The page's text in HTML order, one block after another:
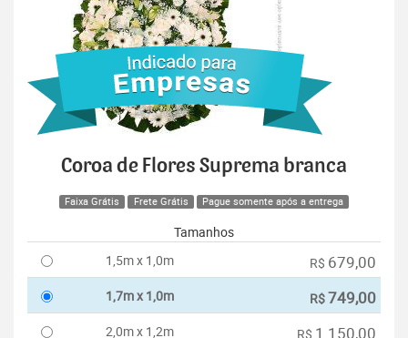
Coroa de Flores Suprema branca
Faixa Grátis Frete Grátis Pague somente após a entrega
Tamanhos
1,5m x 1,0m
R$ 679,00
1,7m x 1,0m R$749,00
2,0m x 1,2m R$ 1.150,00